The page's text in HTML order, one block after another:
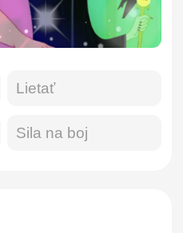
Lietať
Sila na boj